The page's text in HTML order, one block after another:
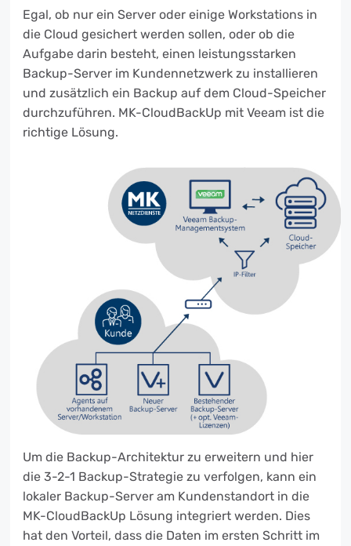
Egal, ob nur ein Server oder einige Workstations in
die Cloud gesichert werden sollen, oder ob die
Aufgabe darin besteht, einen leistungsstarken
Backup-Server im Kundennetzwerk zu installieren
und zusätzlich ein Backup auf dem Cloud-Speicher
durchzuführen. MK-CloudBackUp mit Veeam ist die
richtige Lösung.
Um die Backup-Architektur zu erweitern und hier
die 3-2-1 Backup-Strategie zu verfolgen, kann ein
lokaler Backup-Server am Kundenstandort in die
MK-CloudBackUp Lösung integriert werden. Dies
hat den Vorteil, dass die Daten im ersten Schritt im